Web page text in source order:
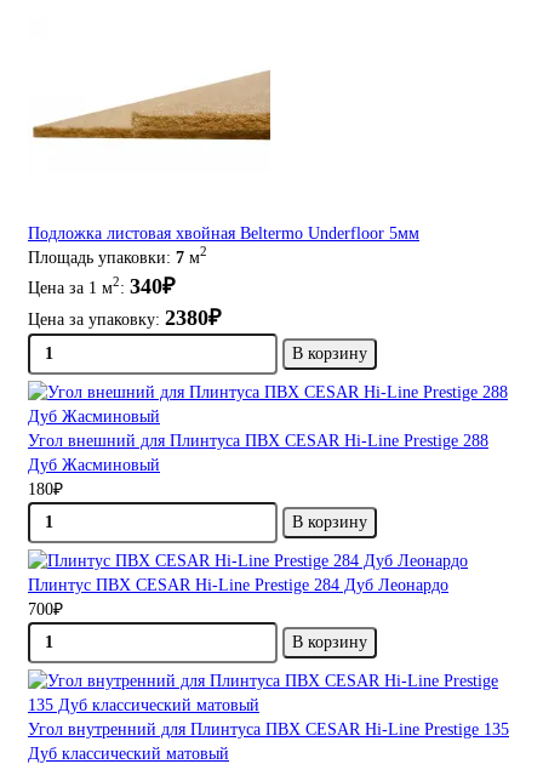
Подложка листовая хвойная Beltermo Underfloor 5мм
Площадь упаковки: 7 м2
Цена за 1 м2: 340₽
Цена за упаковку: 2380₽
В корзину
Угол внешний для Плинтуса ПВХ CESAR Hi-Line Prestige 288
Дуб Жасминовый
180₽
В корзину
Плинтус ПВХ CESAR Hi-Line Prestige 284 Дуб Леонардо
700₽
В корзину
Угол внутренний для Плинтуса ПВХ CESAR Hi-Line Prestige 135
Дуб классический матовый